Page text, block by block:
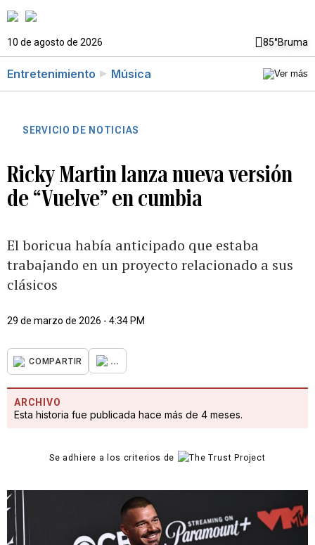
10 de agosto de 2026 85°Bruma
Entretenimiento Música
SERVICIO DE NOTICIAS
Ricky Martin lanza nueva versión
de “Vuelve” en cumbia
El boricua había anticipado que estaba
trabajando en un proyecto relacionado a sus
clásicos
29 de marzo de 2026 - 4:34 PM
COMPARTIR ...
ARCHIVO
Esta historia fue publicada hace más de 4 meses.
Se adhiere a los criterios de